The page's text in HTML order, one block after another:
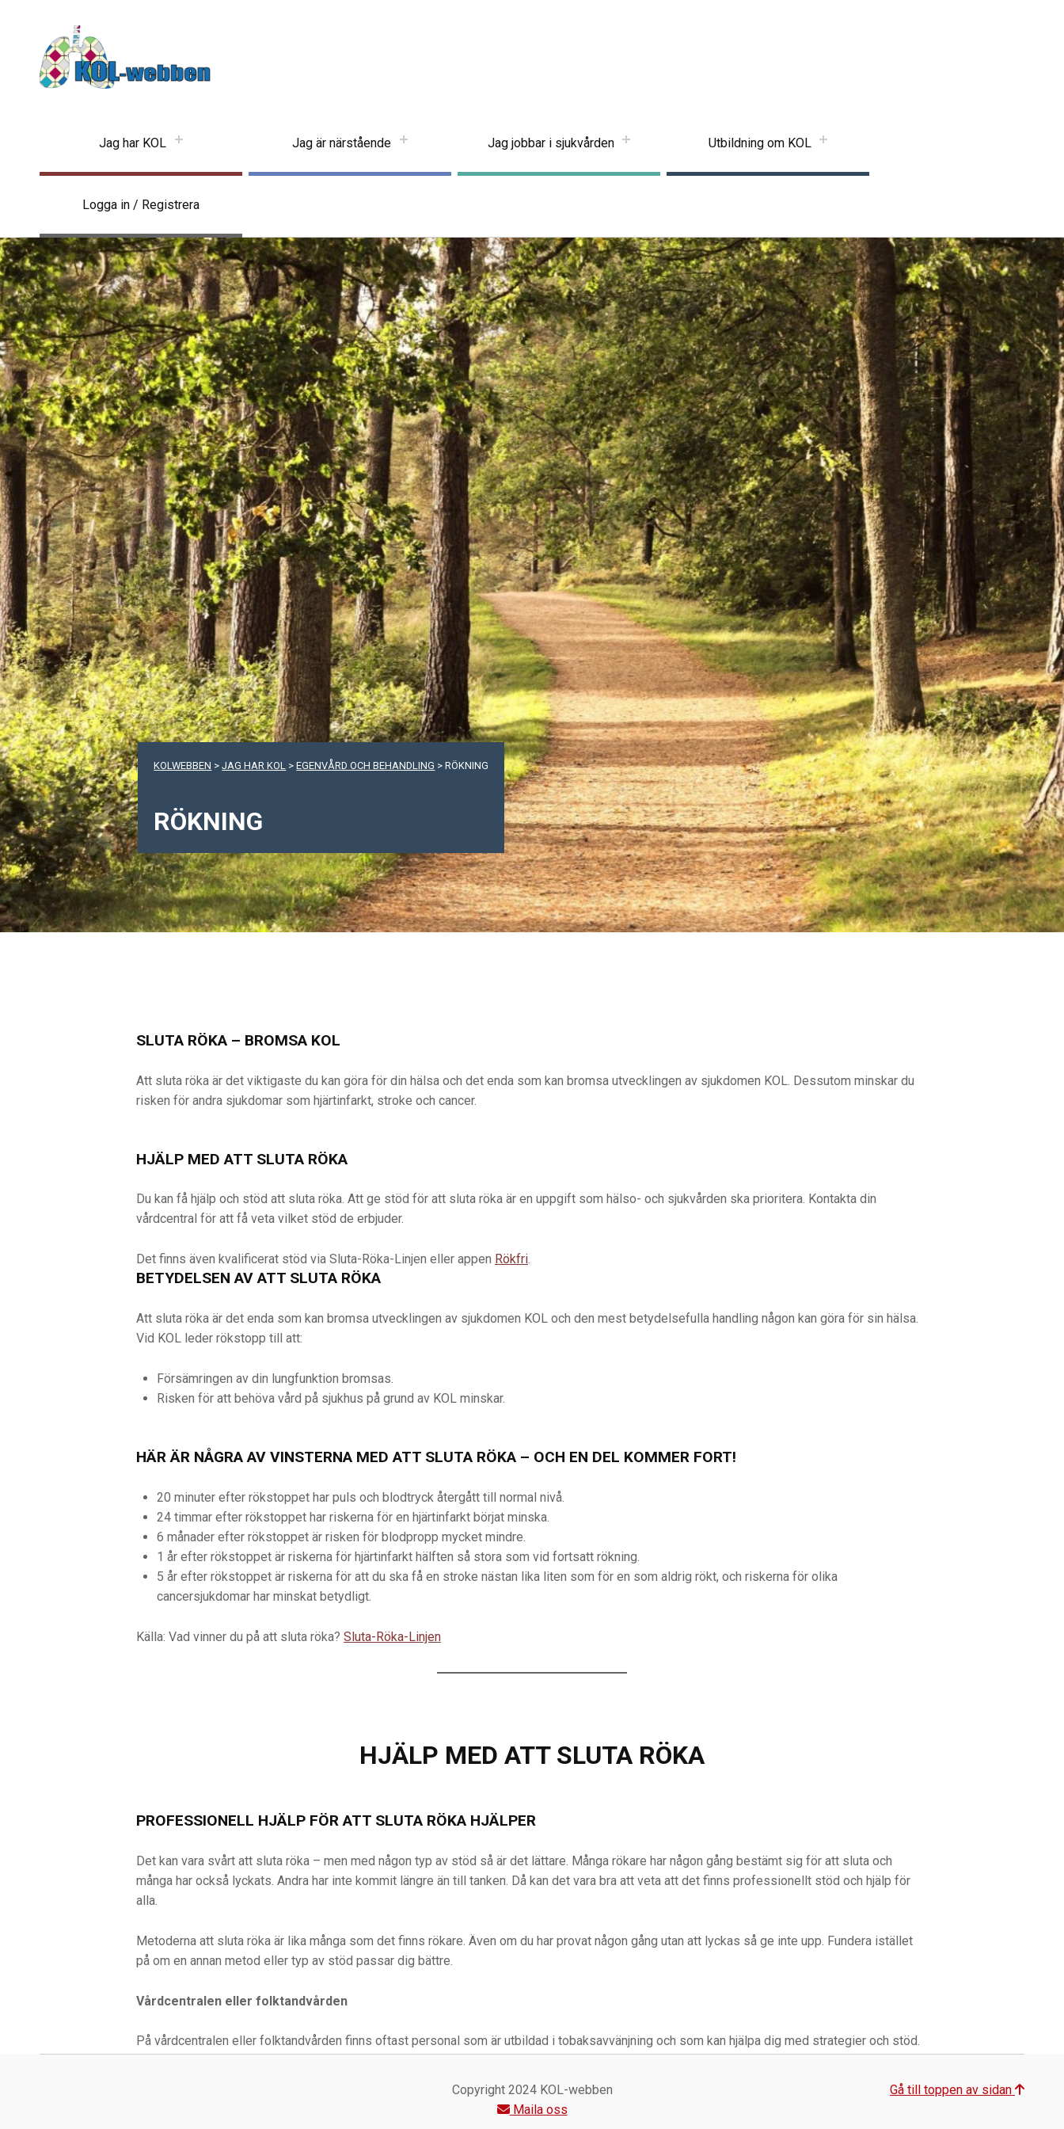
KOLwebben
Jag har KOL Jag är närstående Jag jobbar i sjukvården Utbildning om KOL
Logga in / Registrera
KOLWEBBEN >JAG HAR KOL >EGENVÅRD OCH BEHANDLING >RÖKNING
RÖKNING
SLUTA RÖKA – BROMSA KOL
Att sluta röka är det viktigaste du kan göra för din hälsa och det enda som kan bromsa utvecklingen av sjukdomen KOL. Dessutom minskar du
risken för andra sjukdomar som hjärtinfarkt, stroke och cancer.
HJÄLP MED ATT SLUTA RÖKA
Du kan få hjälp och stöd att sluta röka. Att ge stöd för att sluta röka är en uppgift som hälso- och sjukvården ska prioritera. Kontakta din
vårdcentral för att få veta vilket stöd de erbjuder.
Det finns även kvalificerat stöd via Sluta-Röka-Linjen eller appen Rökfri.
BETYDELSEN AV ATT SLUTA RÖKA
Att sluta röka är det enda som kan bromsa utvecklingen av sjukdomen KOL och den mest betydelsefulla handling någon kan göra för sin hälsa.
Vid KOL leder rökstopp till att:
Försämringen av din lungfunktion bromsas.
Risken för att behöva vård på sjukhus på grund av KOL minskar.
HÄR ÄR NÅGRA AV VINSTERNA MED ATT SLUTA RÖKA – OCH EN DEL KOMMER FORT!
20 minuter efter rökstoppet har puls och blodtryck återgått till normal nivå.
24 timmar efter rökstoppet har riskerna för en hjärtinfarkt börjat minska.
6 månader efter rökstoppet är risken för blodpropp mycket mindre.
1 år efter rökstoppet är riskerna för hjärtinfarkt hälften så stora som vid fortsatt rökning.
5 år efter rökstoppet är riskerna för att du ska få en stroke nästan lika liten som för en som aldrig rökt, och riskerna för olika
cancersjukdomar har minskat betydligt.
Källa: Vad vinner du på att sluta röka? Sluta-Röka-Linjen
HJÄLP MED ATT SLUTA RÖKA
PROFESSIONELL HJÄLP FÖR ATT SLUTA RÖKA HJÄLPER
Det kan vara svårt att sluta röka – men med någon typ av stöd så är det lättare. Många rökare har någon gång bestämt sig för att sluta och
många har också lyckats. Andra har inte kommit längre än till tanken. Då kan det vara bra att veta att det finns professionellt stöd och hjälp för
alla.
Metoderna att sluta röka är lika många som det finns rökare. Även om du har provat någon gång utan att lyckas så ge inte upp. Fundera istället
på om en annan metod eller typ av stöd passar dig bättre.
Vårdcentralen eller folktandvården
På vårdcentralen eller folktandvården finns oftast personal som är utbildad i tobaksavvänjning och som kan hjälpa dig med strategier och stöd.
är en kostnadsfri stödlinje för alla som funderar på att sluta med tobak. På Sluta-Röka-Linjen kan du prata med kvalificerade
Copyright 2024 KOL-webben
Maila oss
Gå till toppen av sidan